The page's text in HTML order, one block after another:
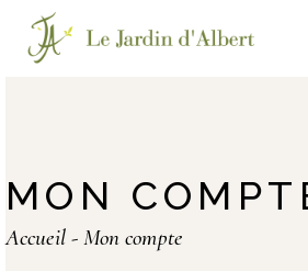
MON
Accueil Mon compte